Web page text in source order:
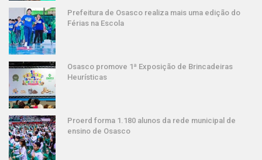
Prefeitura de Osasco realiza mais uma edição do
Férias na Escola
Osasco promove 1ª Exposição de Brincadeiras
Heurísticas
Proerd forma 1.180 alunos da rede municipal de
ensino de Osasco